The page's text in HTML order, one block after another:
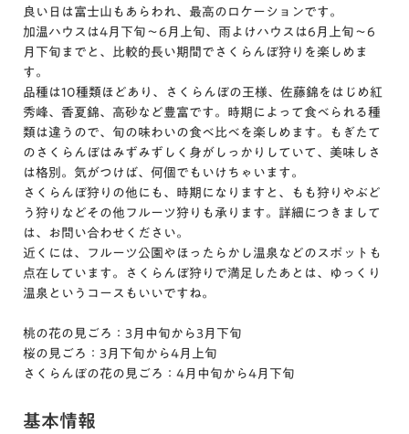
良い日は富士山もあらわれ、最高のロケーションです。
加温ハウスは4月下旬～6月上旬、雨よけハウスは6月上旬～6
月下旬までと、比較的長い期間でさくらんぼ狩りを楽しめま
す。
品種は10種類ほどあり、さくらんぼの王様、佐藤錦をはじめ紅
秀峰、香夏錦、高砂など豊富です。時期によって食べられる種
類は違うので、旬の味わいの食べ比べを楽しめます。もぎたて
のさくらんぼはみずみずしく身がしっかりしていて、美味しさ
は格別。気がつけば、何個でもいけちゃいます。
さくらんぼ狩りの他にも、時期になりますと、もも狩りやぶど
う狩りなどその他フルーツ狩りも承ります。詳細につきまして
は、お問い合わせください。
近くには、フルーツ公園やほったらかし温泉などのスポットも
点在しています。さくらんぼ狩りで満足したあとは、ゆっくり
温泉というコースもいいですね。
桃の花の見ごろ：3月中旬から3月下旬
桜の見ごろ：3月下旬から4月上旬
さくらんぼの花の見ごろ：4月中旬から4月下旬
基本情報